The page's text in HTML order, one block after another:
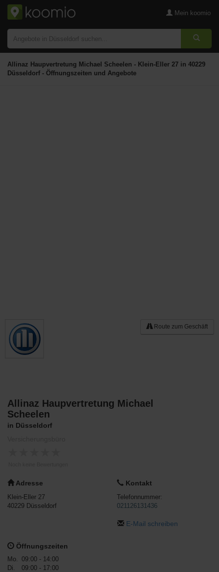
Mein koomio
Allinaz Haupvertretung Michael Scheelen - Klein-Eller 27 in 40229
Düsseldorf - Öffnungszeiten und Angebote
Route zum Geschäft
Allinaz Haupvertretung Michael
Scheelen
in Düsseldorf
Adresse
Klein-Eller 27
40229 Düsseldorf
Kontakt
Telefonnummer:
021126131436
E-Mail schreiben
Öffnungszeiten
Mo. 09:00 - 14:00
Di.
09:00 - 17:00